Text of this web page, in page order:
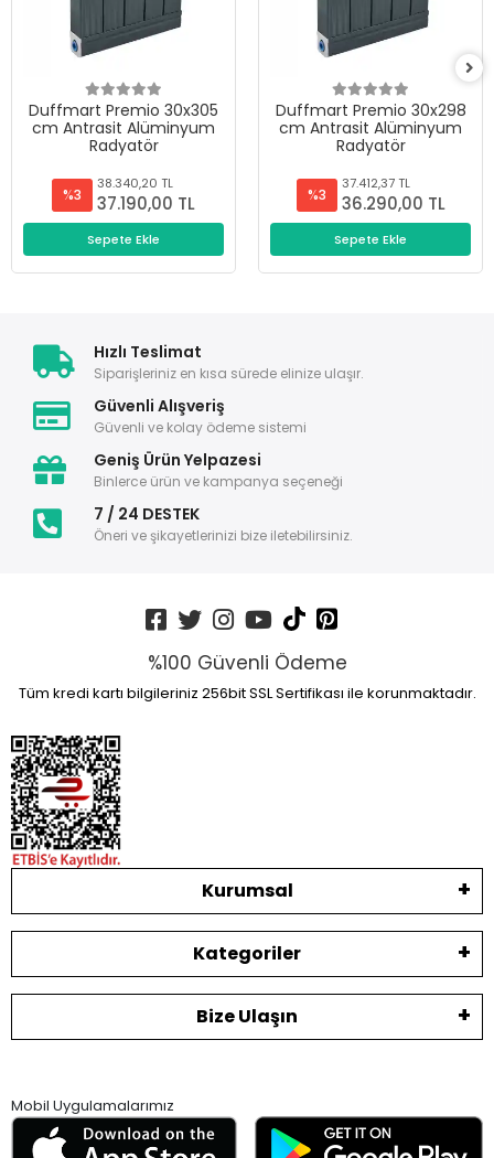
Duffmart Premio 30x305
cm Antrasit Alüminyum
Radyatör
%3
38.340,20 TL
37.190,00 TL
Sepete Ekle
Duffmart Premio 30x298
cm Antrasit Alüminyum
Radyatör
%3
37.412,37 TL
36.290,00 TL
Sepete Ekle
Hızlı Teslimat
Siparişleriniz en kısa sürede elinize ulaşır.
Güvenli Alışveriş
Güvenli ve kolay ödeme sistemi
Geniş Ürün Yelpazesi
Binlerce ürün ve kampanya seçeneği
7 / 24 DESTEK
Öneri ve şikayetlerinizi bize iletebilirsiniz.
%100 Güvenli Ödeme
Tüm kredi kartı bilgileriniz 256bit SSL Sertifikası ile korunmaktadır.
Kurumsal
Kategoriler
Bize Ulaşın
Mobil Uygulamalarımız